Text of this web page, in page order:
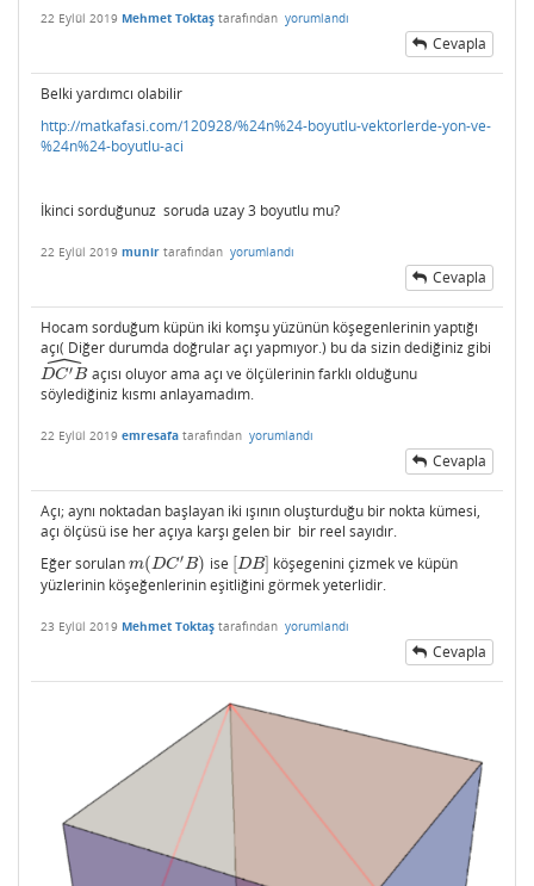
22 Eylül 2019 Mehmet Toktaş tarafından yorumlandı
Cevapla
Belki yardımcı olabilir
http://matkafasi.com/120928/%24n%24-boyutlu-vektorlerde-yon-ve-
%24n%24-boyutlu-aci
İkinci sorduğunuz soruda uzay 3 boyutlu mu?
22 Eylül 2019 munir tarafından yorumlandı
Cevapla
Hocam sorduğum küpün iki komşu yüzünün köşegenlerinin yaptığı
açı( Diğer durumda doğrular açı yapmıyor.) bu da sizin dediğiniz gibi
DC′B
ˆ
DC′B^ açısı oluyor ama açı ve ölçülerinin farklı olduğunu
söylediğiniz kısmı anlayamadım.
22 Eylül 2019 emresafa tarafından yorumlandı
Cevapla
Açı; aynı noktadan başlayan iki ışının oluşturduğu bir nokta kümesi,
açı ölçüsü ise her açıya karşı gelen bir bir reel sayıdır.
Eğer sorulan m(DC′B)
m(DC′B) ise [DB]
DB]
köşegenini çizmek ve küpün
yüzlerinin köşeğenlerinin eşitliğini görmek yeterlidir.
23 Eylül 2019 Mehmet Toktaş tarafından yorumlandı
Cevapla